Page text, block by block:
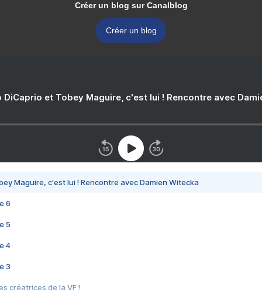
Créer un blog sur Canalblog
Créer un blog
DiCaprio et Tobey Maguire, c'est lui ! Rencontre avec
Maguire, c'est lui ! Rencontre avec Damien Witecka
6
5
4
3
créatrices de la VF !